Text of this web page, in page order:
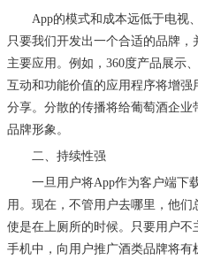
App的模式和成本远低于电视
只要我们开发出一个合适的品牌，
主要应用。例如，360度产品展示
互动和功能价值的应用程序将增
分享。分散的传播将给葡萄酒企
品牌形象。
二、 持续性强
一旦用户将App作为客户端下
用。现在，不管用户去哪里，他
使是在上厕所的时候。只要用户不
手机中，向用户推广酒类品牌将有